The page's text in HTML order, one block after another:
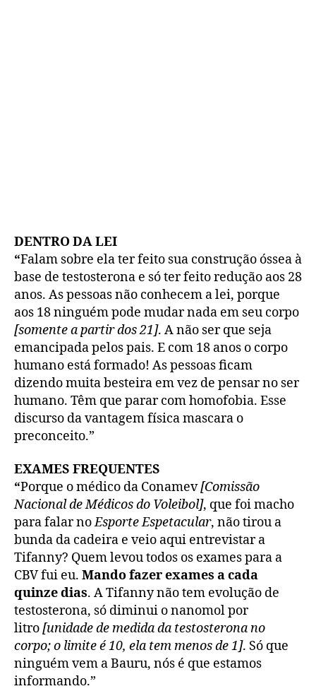
DENTRO DA LEI
“Falam sobre ela ter feito sua construção óssea à
base de testosterona e só ter feito redução aos 28
anos. As pessoas não conhecem a lei, porque
aos 18 ninguém pode mudar nada em seu corpo
[somente a partir dos 21]. A não ser que seja
emancipada pelos pais. E com 18 anos o corpo
humano está formado! As pessoas ficam
dizendo muita besteira em vez de pensar no ser
humano. Têm que parar com homofobia. Esse
discurso da vantagem física mascara o
preconceito.”
EXAMES FREQUENTES
“Porque o médico da Conamev[Comissão
Nacional de Médicos do Voleibol], que foi macho
para falar noEsporte Espetacular, não tirou a
bunda da cadeira e veio aqui entrevistar a
Tifanny? Quem levou todos os exames para a
CBV fui eu. Mando fazer exames a cada
quinze dias. A Tifanny não tem evolução de
testosterona, só diminui o nanomol por
litro[unidade de medida da testosterona no
corpo; o limite é 10, ela tem menos de 1]. Só que
ninguém vem a Bauru, nós é que estamos
informando.”